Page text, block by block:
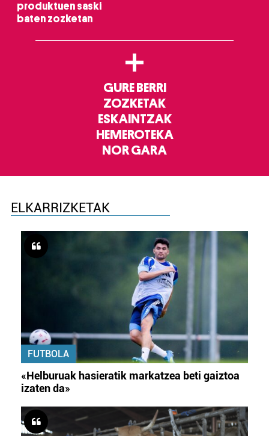
produktuen saski
baten zozketan
+
GURE BERRI
ZOZKETAK
ESKAINTZAK
HEMEROTEKA
NOR GARA
ELKARRIZKETAK
FUTBOLA
«Helburuak hasieratik markatzea beti gaiztoa
izaten da»